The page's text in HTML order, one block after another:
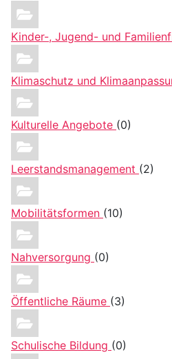
Kinder-, Jugend- und
Klimaschutz und
Kulturelle Angebote (0)
Leerstandsmanagement (2)
Mobilitätsformen (10)
Nahversorgung (0)
Öffentliche Räume (3)
Schulische Bildung (0)